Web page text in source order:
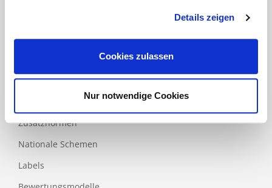
Details zeigen
Cookies zulassen
Nur notwendige Cookies
Produkte
Zusatznormen
Nationale Schemen
Labels